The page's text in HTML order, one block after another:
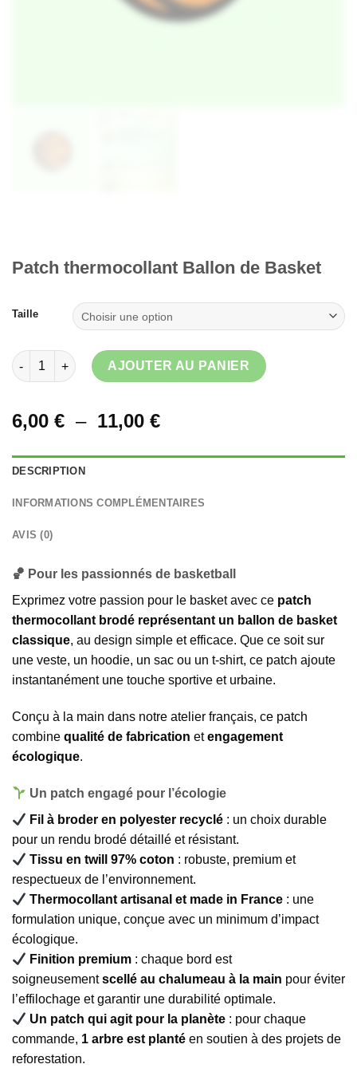
Patch thermocollant Ballon de Basket
Taille
quantité de Patch thermocollant Ballon de Basket
AJOUTER AU PANIER
6,00 € – 11,00 €Plage
prix :
à
DESCRIPTION
INFORMATIONS COMPLÉMENTAIRES
AVIS (0)
🏀 Pour les passionnés de basketball
Exprimez votre passion pour le basket avec ce patch
thermocollant brodé représentant un ballon de basket
classique, au design simple et efficace. Que ce soit sur
une veste, un hoodie, un sac ou un t-shirt, ce patch ajoute
instantanément une touche sportive et urbaine.
Conçu à la main dans notre atelier français, ce patch
combine qualité de fabrication etengagement
écologique.
Un patch engagé pour l’écologie
Fil à broder en polyester recyclé : un choix durable
pour un rendu brodé détaillé et résistant.
Tissu en twill 97% coton : robuste, premium et
respectueux de l’environnement.
Thermocollant artisanal et made in France : une
formulation unique, conçue avec un minimum d’impact
écologique.
Finition premium : chaque bord est
soigneusementscellé au chalumeau à la main pour éviter
l’effilochage et garantir une durabilité optimale.
Un patch qui agit pour la planète : pour chaque
commande, 1 arbre est planté en soutien à des projets de
reforestation.